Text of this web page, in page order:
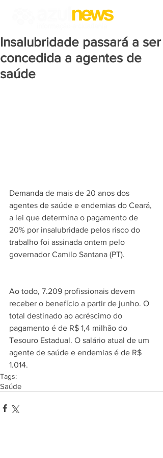
Insalubridade passará a ser
concedida a agentes de
saúde
Demanda de mais de 20 anos dos
agentes de saúde e endemias do Ceará,
a lei que determina o pagamento de
20% por insalubridade pelos risco do
trabalho foi assinada ontem pelo
governador Camilo Santana (PT).
Ao todo, 7.209 profissionais devem
receber o benefício a partir de junho. O
total destinado ao acréscimo do
pagamento é de R$ 1,4 milhão do
Tesouro Estadual. O salário atual de um
agente de saúde e endemias é de R$
1.014.
Tags:
Saúde